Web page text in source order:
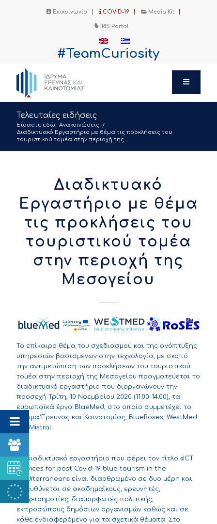
Επικοινωνία COVID-19 Media Kit
IRIS Portal
#TeamCuriosity
Τελευταίες ειδήσεις
Είσαστε εδώ: Ανακοινώσεις /
Διαδικτυακό Εργαστήριο με θέμα τις προκλήσεις του
τουριστικού τομέα στην περιοχή της ...
Διαδικτυακό
Εργαστήριο με θέμα
τις προκλήσεις του
τουριστικού τομέα
στην περιοχή της
Μεσογείου
Το επίκαιρο θέμα του σχεδιασμού και της ανάπτυξης
υπηρεσιών βασισμένων στην τεχνολογία, με σκοπό
την αντιμετώπιση των προκλήσεων του τουριστικού
τομέα στην περιοχή της Μεσογείου πραγματεύεται το
διαδικτυακό εργαστήριο που διοργανώνουν την
προσεχή Τρίτη, 10 Νοεμβρίου 2020 (11.00-14.00), τα
ευρωπαϊκά έργα BlueMed, στο οποίο συμμετέχει το
Ίδρυμα Έρευνας και Καινοτομίας, BlueRoses, WestMed
και Mistral.
Το διαδικτυακό εργαστήριο που φέρει τον τίτλο «ICT
services for post Covid-19 blue tourism in the
Mediterranean» είναι διαρθρωμένο σε δυο μέρη και
απευθύνεται σε ακαδημαϊκούς, ερευνητές,
επιχειρηματίες, διαμορφωτές πολιτικής,
εκπροσώπους δημόσιων οργανισμών καθώς και σε
κάθε ενδιαφερόμενο για τα σχετικά θέματα. Στο